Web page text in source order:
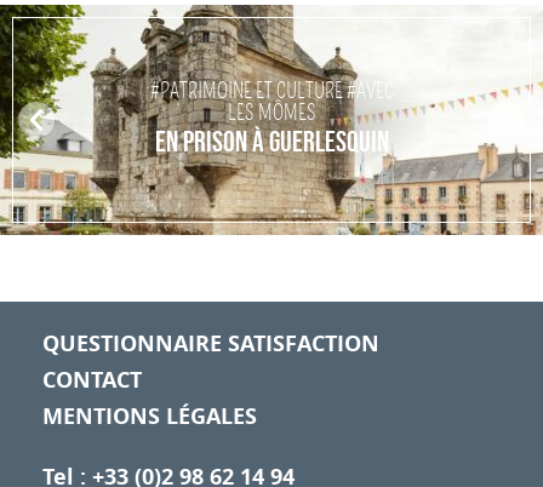
Pr
ev
io
us
#PATRIMOINE ET CULTURE #AVEC
LES MÔMES
EN PRISON À GUERLESQUIN
ex
t
QUESTIONNAIRE SATISFACTION
CONTACT
MENTIONS LÉGALES
Tel : +33 (0)2 98 62 14 94